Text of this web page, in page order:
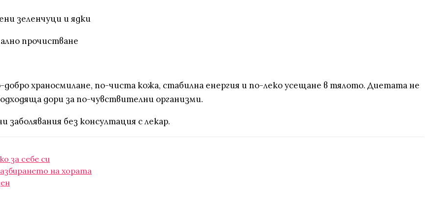
зеленчуци и ядки
прочистване
храносмилане, по-чиста кожа, стабилна енергия и по-леко усещане в тялото. Диетата не
дори за по-чувствителни организми.
заболявания без консултация с лекар.
за себе си
на хората